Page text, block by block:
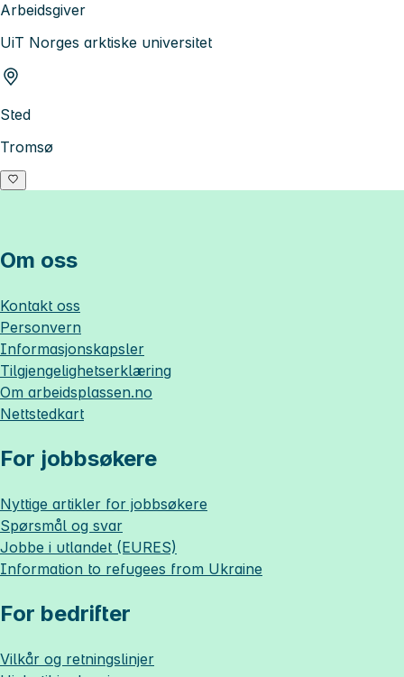
Arbeidsgiver
UiT Norges arktiske universitet
Sted
Tromsø
Om oss
Kontakt oss
Personvern
Informasjonskapsler
Tilgjengelighetserklæring
Om arbeidsplassen.no
Nettstedkart
For jobbsøkere
Nyttige artikler for jobbsøkere
Spørsmål og svar
Jobbe i utlandet (EURES)
Information to refugees from Ukraine
For bedrifter
Vilkår og retningslinjer